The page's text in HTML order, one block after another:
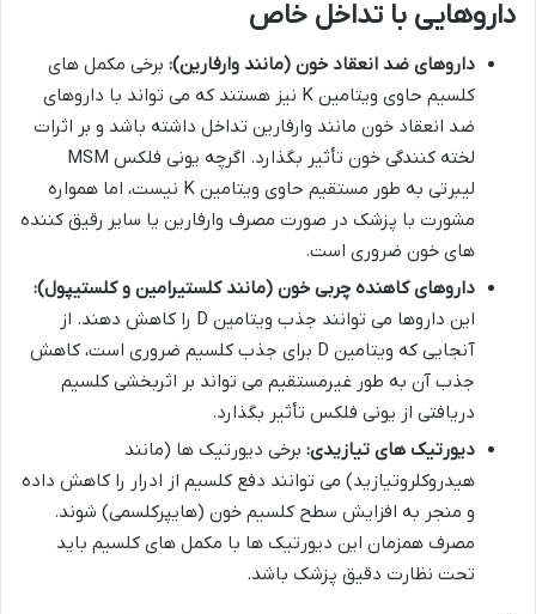
داروهایی با تداخل خاص
داروهای ضد انعقاد خون (مانند وارفارین): برخی مکمل های
کلسیم حاوی ویتامین K نیز هستند که می تواند با داروهای
ضد انعقاد خون مانند وارفارین تداخل داشته باشد و بر اثرات
لخته کنندگی خون تأثیر بگذارد. اگرچه یونی فلکس MSM
لیبرتی به طور مستقیم حاوی ویتامین K نیست، اما همواره
مشورت با پزشک در صورت مصرف وارفارین یا سایر رقیق کننده
های خون ضروری است.
داروهای کاهنده چربی خون (مانند کلستیرامین و کلستیپول):
این داروها می توانند جذب ویتامین D را کاهش دهند. از
آنجایی که ویتامین D برای جذب کلسیم ضروری است، کاهش
جذب آن به طور غیرمستقیم می تواند بر اثربخشی کلسیم
دریافتی از یونی فلکس تأثیر بگذارد.
دیورتیک های تیازیدی: برخی دیورتیک ها (مانند
هیدروکلروتیازید) می توانند دفع کلسیم از ادرار را کاهش داده
و منجر به افزایش سطح کلسیم خون (هایپرکلسمی) شوند.
مصرف همزمان این دیورتیک ها با مکمل های کلسیم باید
تحت نظارت دقیق پزشک باشد.